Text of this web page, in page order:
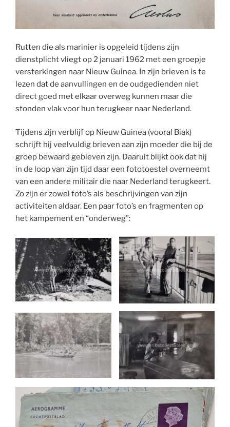
Rutten die als marinier is opgeleid tijdens zijn
dienstplicht vliegt op 2 januari 1962 met een groepje
versterkingen naar Nieuw Guinea. In zijn brieven is te
lezen dat de aanvullingen en de oudgedienden niet
direct goed met elkaar overweg kunnen maar die
stonden vlak voor hun terugkeer naar Nederland.
Tijdens zijn verblijf op Nieuw Guinea (vooral Biak)
schrijft hij veelvuldig brieven aan zijn moeder die bij de
groep bewaard gebleven zijn. Daaruit blijkt ook dat hij
in de loop van zijn tijd daar een fototoestel overneemt
van een andere militair die naar Nederland terugkeert.
Zo zijn er zowel foto’s als beschrijvingen van zijn
activiteiten aldaar. Een paar foto’s en fragmenten op
het kampement en “onderweg”: